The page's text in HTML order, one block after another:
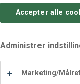
Accepter alle
Administrer
Marketing/